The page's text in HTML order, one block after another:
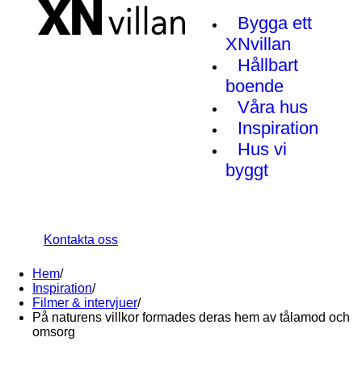
Bygga ett
XNvillan
Hållbart
boende
Våra hus
Inspiration
Hus vi
byggt
Kontakta oss
Hem/
Inspiration/
Filmer & intervjuer/
På naturens villkor formades deras hem av tålamod och
omsorg